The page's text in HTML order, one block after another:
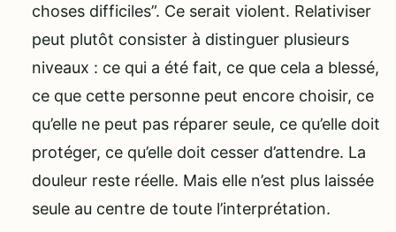
choses difficiles”. Ce serait violent. Relativiser
peut plutôt consister à distinguer plusieurs
niveaux : ce qui a été fait, ce que cela a blessé,
ce que cette personne peut encore choisir, ce
qu’elle ne peut pas réparer seule, ce qu’elle doit
protéger, ce qu’elle doit cesser d’attendre. La
douleur reste réelle. Mais elle n’est plus laissée
seule au centre de toute l’interprétation.